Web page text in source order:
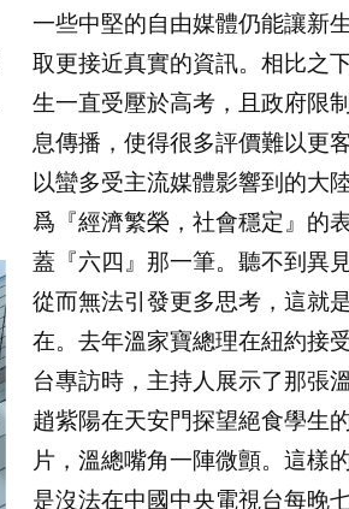
一些中堅的自由媒體仍能讓新
取更接近真實的資訊。相比之
生一直受壓於高考，且政府限
息傳播，使得很多評價難以更
以蠻多受主流媒體影響到的大
爲『經濟繁榮，社會穩定』的
蓋『六四』那一筆。聽不到異
從而無法引發更多思考，這就
在。去年溫家寶總理在紐約接
台專訪時，主持人展示了那張
趙紫陽在天安門探望絕食學生
片，溫總嘴角一陣微顫。這樣
是沒法在中國中央電視台每晚